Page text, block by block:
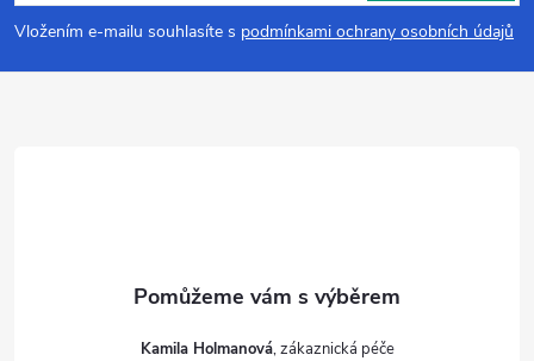
p
a
Vložením e-mailu souhlasíte s podmínkami ochrany osobních údajů
Kamila Holmanová